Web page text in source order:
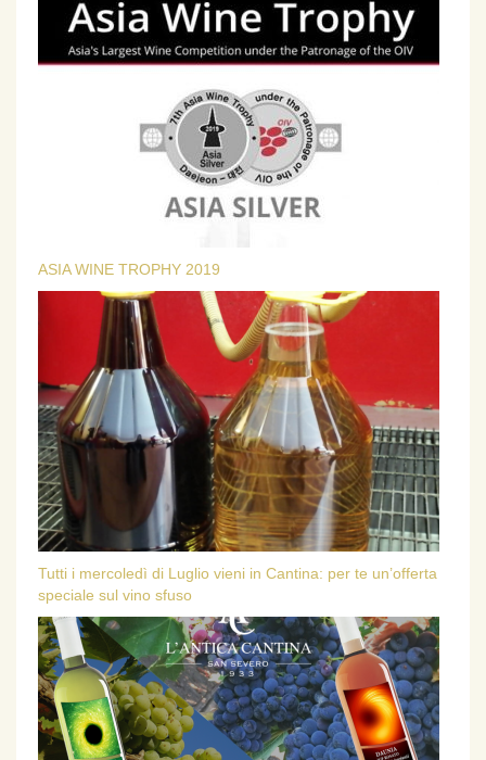
ASIA WINE TROPHY 2019
Tutti i mercoledì di Luglio vieni in Cantina: per te un’offerta
speciale sul vino sfuso